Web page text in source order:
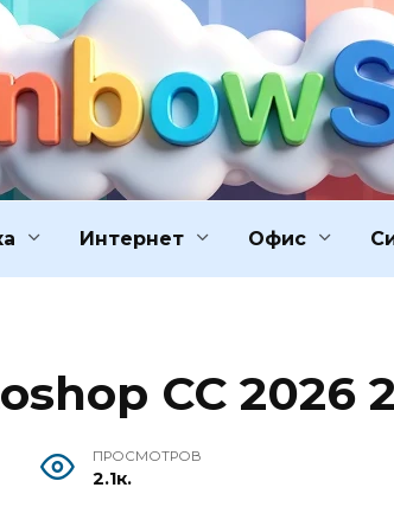
Интернет Офис
CC 2026
ПРОСМОТРОВ
2.1к.